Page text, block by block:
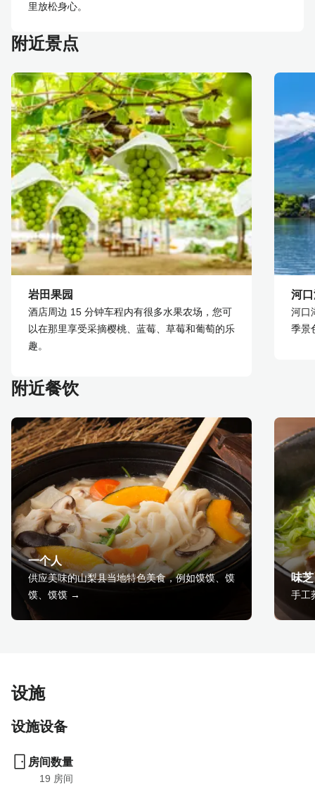
里放松身心。
附近景点
岩田果园
酒店周边 15 分钟车程内有很多水果农场，您可
以在那里享受采摘樱桃、蓝莓、草莓和葡萄的乐
趣。
河
河口
季景
附近餐饮
一个人
供应美味的山梨县当地特色美食，例如馍馍、馍
馍、馍馍 →
味芝
手工
设施
设施设备
房间数量
19 房间